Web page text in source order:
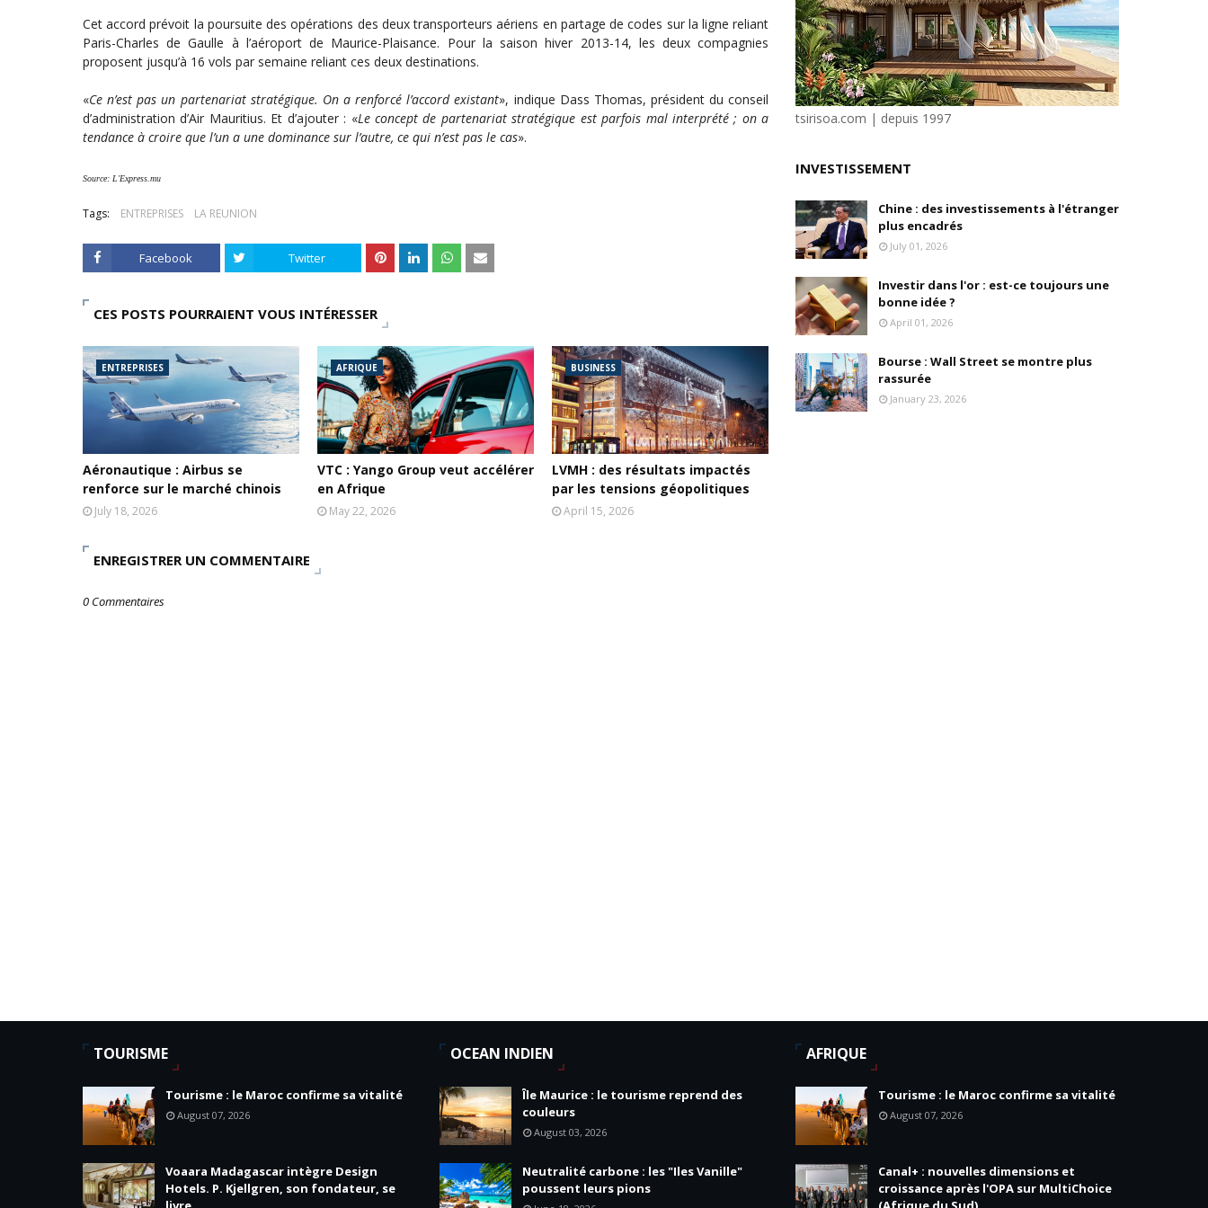
VTC : Yango Group veut accélérer en Afrique
Marques françaises : Chanel aux sommets de la valorisation et la désirabilité
Tsirisoa Edition-May 13 2026
Art et médias sociaux : à l'ère de la "présence ciblée"
Cet accord prévoit la poursuite des opérations des deux transporteurs aériens en partage de codes sur la ligne reliant
Paris-Charles de Gaulle à l’aéroport de Maurice-Plaisance. Pour la saison hiver 2013-14, les deux compagnies
proposent jusqu’à 16 vols par semaine reliant ces deux destinations.
«Ce n’est pas un partenariat stratégique. On a renforcé l’accord existant», indique Dass Thomas, président du conseil
d’administration d’Air Mauritius. Et d’ajouter : «Le concept de partenariat stratégique est parfois mal interprété ; on a
tendance à croire que l’un a une dominance sur l’autre, ce qui n’est pas le cas».
Source: L'Express.mu
Tags: ENTREPRISES LA REUNION
Facebook Twitter
CES POSTS POURRAIENT VOUS INTÉRESSER
ENTREPRISES
Aéronautique : Airbus se
renforce sur le marché chinois
July 18, 2026
AFRIQUE
VTC : Yango Group veut accélérer
en Afrique
May 22, 2026
BUSINESS
LVMH : des résultats impactés
par les tensions géopolitiques
April 15, 2026
ENREGISTRER UN COMMENTAIRE
0 Commentaires
tsirisoa.com | depuis 1997
INVESTISSEMENT
Chine : des investissements à l'étranger
plus encadrés
July 01, 2026
Investir dans l'or : est-ce toujours une
bonne idée ?
April 01, 2026
Bourse : Wall Street se montre plus
rassurée
January 23, 2026
TOURISME
Tourisme : le Maroc confirme sa vitalité
August 07, 2026
Voaara Madagascar intègre Design
Hotels. P. Kjellgren, son fondateur, se
OCEAN INDIEN
Île Maurice : le tourisme reprend des
couleurs
August 03, 2026
Neutralité carbone : les "Iles Vanille"
poussent leurs pions
AFRIQUE
Tourisme : le Maroc confirme sa vitalité
August 07, 2026
Canal+ : nouvelles dimensions et
croissance après l'OPA sur MultiChoice